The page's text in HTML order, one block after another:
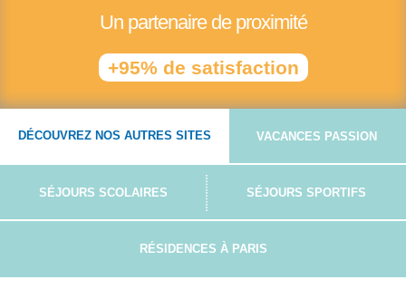
Un partenaire de proximité
+95% de satisfaction
DÉCOUVREZ NOS AUTRES SITES VACANCES PASSION
SÉJOURS SCOLAIRES SÉJOURS SPORTIFS
RÉSIDENCES À PARIS